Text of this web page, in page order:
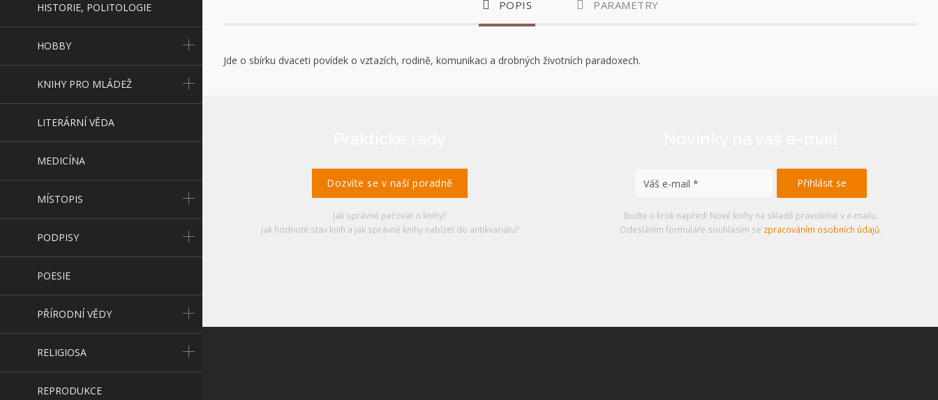
HISTORIE, POLITOLOGIE
HOBBY
KNIHY PRO MLÁDEŽ
LITERÁRNÍ VĚDA
MEDICÍNA
MÍSTOPIS
PODPISY
POESIE
PŘÍRODNÍ VĚDY
RELIGIOSA
REPRODUKCE
POPIS PARAMETRY
Jde o sbírku dvaceti povídek o vztazích, rodině, komunikaci a drobných životních paradoxech.
Dozvíte se v naší poradně
Jak správně pečovat o knihy?
Jak hodnotit stav knih a jak správně knihy nabízet do antikvariátu?
Buďte o krok napřed! Nové knihy na skladě pravidelně v e-mailu.
Odesláním formuláře souhlasím se zpracováním osobních údajů.